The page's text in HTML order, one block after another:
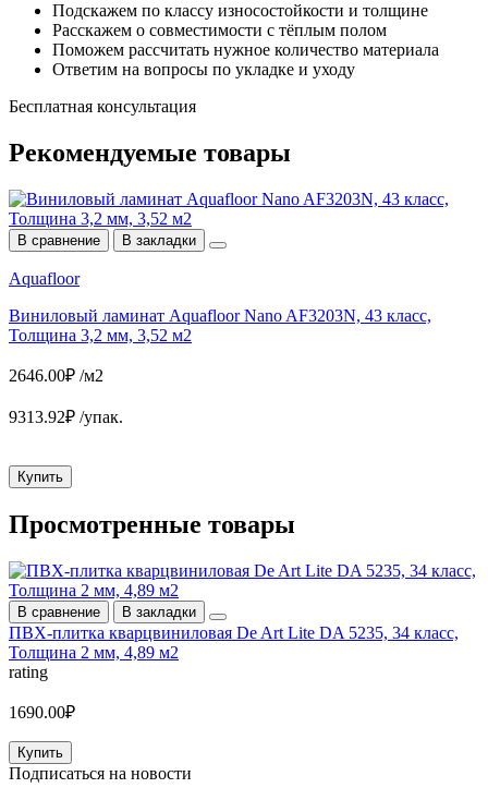
Подскажем по классу износостойкости и толщине
Расскажем о совместимости с тёплым полом
Поможем рассчитать нужное количество материала
Ответим на вопросы по укладке и уходу
Бесплатная консультация
Рекомендуемые товары
В сравнение В закладки
Aquafloor
Виниловый ламинат Aquafloor Nano AF3203N, 43 класс,
Толщина 3,2 мм, 3,52 м2
2646.00₽ /м2
9313.92₽ /упак.
Купить
Просмотренные товары
В сравнение В закладки
ПВХ-плитка кварцвиниловая De Art Lite DA 5235, 34 класс,
Толщина 2 мм, 4,89 м2
rating
1690.00₽
Купить
Подписаться на новости